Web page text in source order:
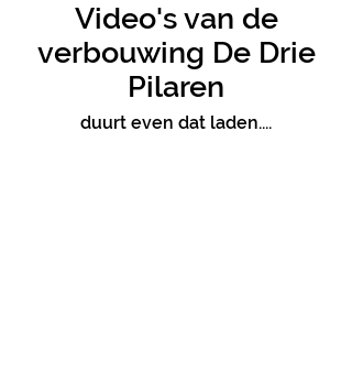
Video's van de
verbouwing De Drie
Pilaren
duurt even dat laden....